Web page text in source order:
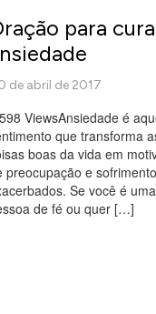
para
ViewsAnsiedade é
que transforma
boas da vida em
preocupação e sofrimento
Se você é uma
de fé ou quer […]